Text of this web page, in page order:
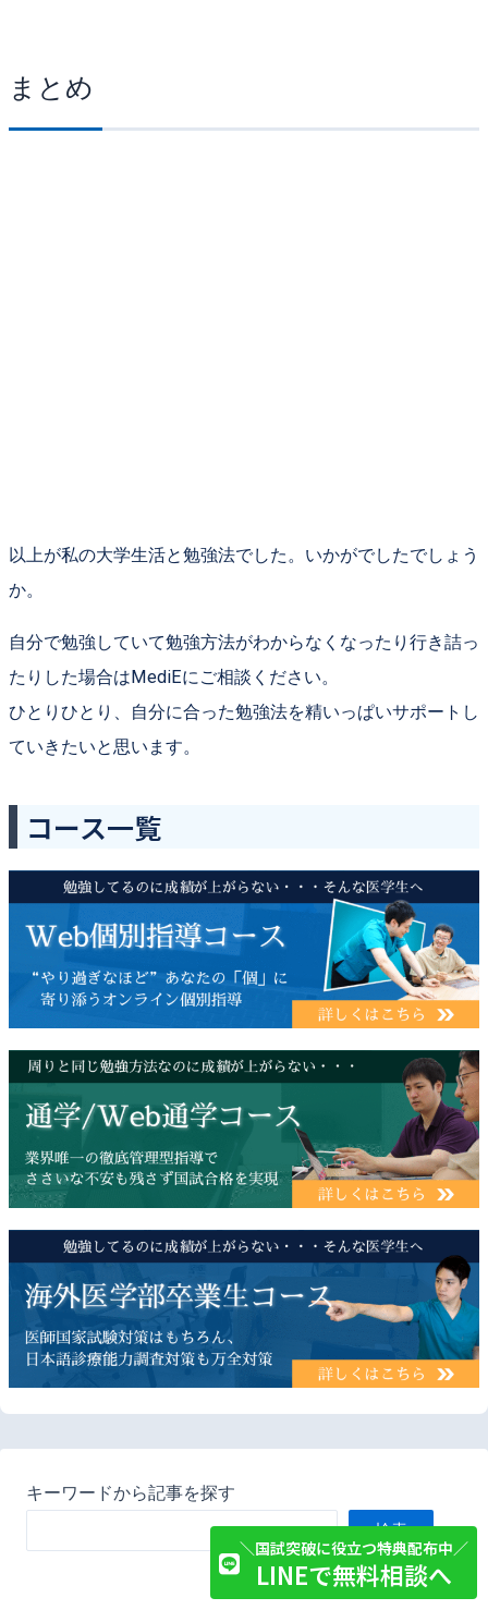
＼国試突破に役立つ特典配布中／
LINEで無料相談へ
まとめ
以上が私の大学生活と勉強法でした。いかがでしたでしょう
か。
自分で勉強していて勉強方法がわからなくなったり行き詰っ
たりした場合は MediEにご相談ください。
ひとりひとり、自分に合った勉強法を精いっぱいサポートし
ていきたいと思います。
コース一覧
キーワードから記事を探す
検索